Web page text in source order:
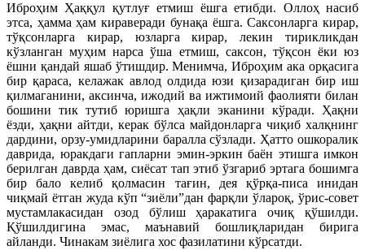
Иброҳим Ҳаққул қутлуғ етмиш ёшга етибди. Оллоҳ насиб
этса, ҳамма ҳам кираверади бунақа ёшга. Саксонларга кирар,
тўқсонларга кирар, юзларга кирар, лекин тирикликдан
кўзланган муҳим нарса ўша етмиш, саксон, тўқсон ёки юз
ёшни қандай яшаб ўтишдир. Менимча, Иброҳим ака орқасига
бир қараса, келажак авлод олдида юзи қизарадиган бир иш
қилмаганини, аксинча, ижодий ва ижтимоий фаолияти билан
бошини тик тутиб юришга ҳақли эканини кўради. Ҳақни
ёзди, ҳақни айтди, керак бўлса майдонларга чиқиб халқнинг
дардини, орзу-умидларини баралла сўзлади. Ҳатто ошкоралик
даврида, юракдаги гапларни эмин-эркин баён этишга имкон
берилган даврда ҳам, сиёсат тап этиб ўзгариб эртага бошимга
бир бало келиб қолмасин тағин, дея қўрқа-писа инидан
чиқмай ётган жуда кўп “зиёли”дан фарқли ўлароқ, ўрис-совет
мустамлакасидан озод бўлиш ҳаракатига очиқ қўшилди.
Қўшилдигина эмас, маънавий бошлиқларидан бирига
айланди. Чинакам зиёлига хос фазилатини кўрсатди.